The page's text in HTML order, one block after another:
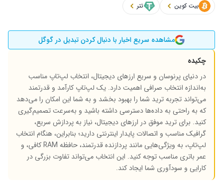
بیت کوین تتر
مشاهده سریع اخبار با دنبال کردن تبدیل در گوگل
چکیده
در دنیای پرنوسان و سریع ارزهای دیجیتال، انتخاب لپ‌تاپ مناسب
به‌اندازه انتخاب صرافی اهمیت دارد. یک لپ‌تاپ کارآمد و قدرتمند
می‌تواند تجربه ترید شما را بهبود بخشد و به شما این امکان را می‌دهد
که به راحتی به داده‌ها دسترسی داشته باشید و به‌سرعت تصمیم‌گیری
کنید. برای ترید موفق در ارزهای دیجیتال، نیاز به پردازش سریع،
گرافیک مناسب و اتصالات پایدار اینترنتی دارید؛ بنابراین، هنگام انتخاب
لپ‌تاپ، به ویژگی‌هایی مانند پردازنده قدرتمند، حافظه RAM کافی، و
عمر باتری مناسب توجه کنید. این انتخاب می‌تواند تفاوت بزرگی در
کارایی و سودآوری شما ایجاد کند.